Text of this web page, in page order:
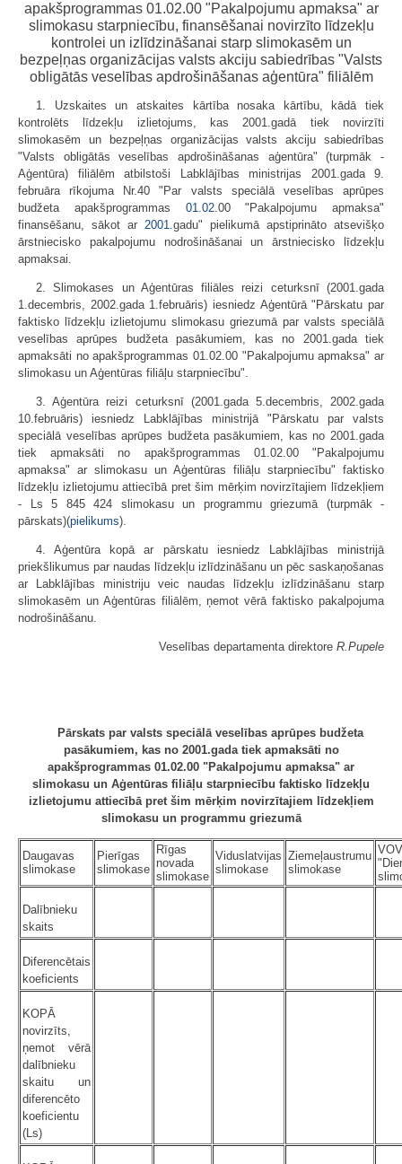
apakšprogrammas 01.02.00 "Pakalpojumu apmaksa" ar
slimokasu starpniecību, finansēšanai novirzīto līdzekļu
kontrolei un izlīdzināšanai starp slimokasēm un
bezpeļņas organizācijas valsts akciju sabiedrības "Valsts
obligātās veselības apdrošināšanas aģentūra" filiālēm
1. Uzskaites un atskaites kārtība nosaka kārtību, kādā tiek
kontrolēts līdzekļu izlietojums, kas 2001.gadā tiek novirzīti
slimokasēm un bezpeļņas organizācijas valsts akciju sabiedrības
"Valsts obligātās veselības apdrošināšanas aģentūra" (turpmāk -
Aģentūra) filiālēm atbilstoši Labklājības ministrijas 2001.gada 9.
februāra rīkojuma Nr.40 "Par valsts speciālā veselības aprūpes
budžeta apakšprogrammas 01.02.00 "Pakalpojumu apmaksa"
finansēšanu, sākot ar 2001.gadu" pielikumā apstiprināto atsevišķo
ārstniecisko pakalpojumu nodrošināšanai un ārstniecisko līdzekļu
apmaksai.
2. Slimokases un Aģentūras filiāles reizi ceturksnī (2001.gada
1.decembris, 2002.gada 1.februāris) iesniedz Aģentūrā "Pārskatu par
faktisko līdzekļu izlietojumu slimokasu griezumā par valsts speciālā
veselības aprūpes budžeta pasākumiem, kas no 2001.gada tiek
apmaksāti no apakšprogrammas 01.02.00 "Pakalpojumu apmaksa" ar
slimokasu un Aģentūras filiāļu starpniecību".
3. Aģentūra reizi ceturksnī (2001.gada 5.decembris, 2002.gada
10.februāris) iesniedz Labklājības ministrijā "Pārskatu par valsts
speciālā veselības aprūpes budžeta pasākumiem, kas no 2001.gada
tiek apmaksāti no apakšprogrammas 01.02.00 "Pakalpojumu
apmaksa" ar slimokasu un Aģentūras filiāļu starpniecību" faktisko
līdzekļu izlietojumu attiecībā pret šim mērķim novirzītajiem līdzekļiem
- Ls 5 845 424 slimokasu un programmu griezumā (turpmāk -
pārskats)(pielikums).
4. Aģentūra kopā ar pārskatu iesniedz Labklājības ministrijā
priekšlikumus par naudas līdzekļu izlīdzināšanu un pēc saskaņošanas
ar Labklājības ministriju veic naudas līdzekļu izlīdzināšanu starp
slimokasēm un Aģentūras filiālēm, ņemot vērā faktisko pakalpojuma
nodrošināšanu.
Veselības departamenta direktore R.Pupele
Pārskats par valsts speciālā veselības aprūpes budžeta
pasākumiem, kas no 2001.gada tiek apmaksāti no
apakšprogrammas 01.02.00 "Pakalpojumu apmaksa" ar
slimokasu un Aģentūras filiāļu starpniecību faktisko līdzekļu
izlietojumu attiecībā pret šim mērķim novirzītajiem līdzekļiem
slimokasu un programmu griezumā
Daugavas
slimokase
Pierīgas
slimokase
Rīgas
novada
slimokase
Viduslatvijas
slimokase
Ziemeļaustrumu
slimokase
Dalībnieku
skaits
Diferencētais
koeficients
KOPĀ
novirzīts,
ņemot vērā
dalībnieku
skaitu un
diferencēto
koeficientu
(Ls)